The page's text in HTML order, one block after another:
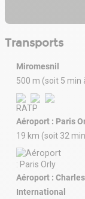
Transports
Miromesnil
500 m (soit 5 min
Aéroport : Paris
19 km (soit 32
Aéroport :
International